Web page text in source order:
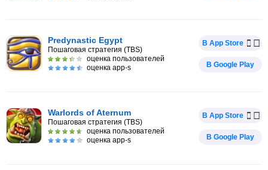
Predynastic Egypt
Пошаговая стратегия (TBS)
оценка пользователей
оценка app-s
В App Store
В Google Play
Warlords of Aternum
Пошаговая стратегия (TBS)
оценка пользователей
оценка app-s
В App Store
В Google Play